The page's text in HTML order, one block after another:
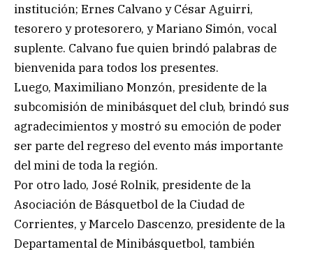
institución; Ernes Calvano y César Aguirri,
tesorero y protesorero, y Mariano Simón, vocal
suplente. Calvano fue quien brindó palabras de
bienvenida para todos los presentes.
Luego, Maximiliano Monzón, presidente de la
subcomisión de minibásquet del club, brindó sus
agradecimientos y mostró su emoción de poder
ser parte del regreso del evento más importante
del mini de toda la región.
Por otro lado, José Rolnik, presidente de la
Asociación de Básquetbol de la Ciudad de
Corrientes, y Marcelo Dascenzo, presidente de la
Departamental de Minibásquetbol, también